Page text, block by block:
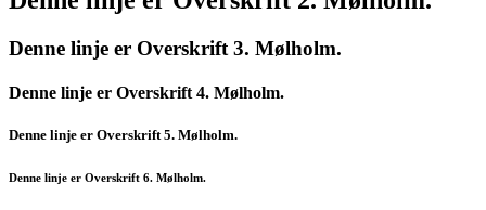
Denne linje er Overskrift 3. Mølholm.
Denne linje er Overskrift 4. Mølholm.
Denne linje er Overskrift 5. Mølholm.
Denne linje er Overskrift 6. Mølholm.